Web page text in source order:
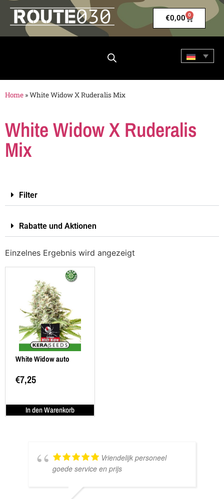
€0,00 0
Home »White Widow X Ruderalis Mix
White Widow X Ruderalis
Mix
Filter
Rabatte und Aktionen
Einzelnes Ergebnis wird angezeigt
White Widow auto
€7,25
In den Warenkorb
Vriendelijk personeel
goede service en prijs